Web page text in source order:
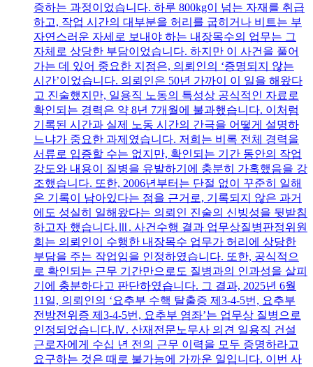
증하는 과정이었습니다. 하루 800kg이 넘는 자재를 취급
하고, 작업 시간의 대부분을 허리를 굽히거나 비트는 부
자연스러운 자세로 보내야 하는 내장목수의 업무는 그
자체로 상당한 부담이었습니다. 하지만 이 사건을 풀어
가는 데 있어 중요한 지점은, 의뢰인의 ‘증명되지 않는
시간’이었습니다. 의뢰인은 50년 가까이 이 일을 해왔다
고 진술했지만, 일용직 노동의 특성상 공식적인 자료로
확인되는 경력은 약 8년 7개월에 불과했습니다. 이처럼
기록된 시간과 실제 노동 시간의 간극을 어떻게 설명하
느냐가 중요한 과제였습니다. 저희는 비록 전체 경력을
서류로 입증할 수는 없지만, 확인되는 기간 동안의 작업
강도와 내용이 질병을 유발하기에 충분히 가혹했음을 강
조했습니다. 또한, 2006년부터는 단절 없이 꾸준히 일해
온 기록이 남아있다는 점을 근거로, 기록되지 않은 과거
에도 성실히 일해왔다는 의뢰인 진술의 신빙성을 뒷받침
하고자 했습니다.Ⅲ. 사건수행 결과 업무상질병판정위원
회는 의뢰인이 수행한 내장목수 업무가 허리에 상당한
부담을 주는 작업임을 인정하였습니다. 또한, 공식적으
로 확인되는 근무 기간만으로도 질병과의 인과성을 살피
기에 충분하다고 판단하였습니다. 그 결과, 2025년 6월
11일, 의뢰인의 ‘요추부 수핵 탈출증 제3-4-5번, 요추부
전방전위증 제3-4-5번, 요추부 염좌’는 업무상 질병으로
인정되었습니다.Ⅳ. 산재전문노무사 의견 일용직 건설
근로자에게 수십 년 전의 근무 이력을 모두 증명하라고
요구하는 것은 때로 불가능에 가까운 일입니다. 이번 사